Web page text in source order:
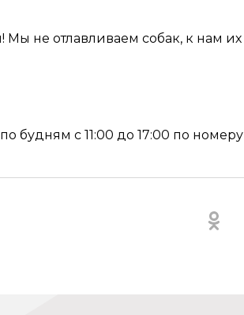
не отлавливаем собак, к нам их
будням с 11:00 до 17:00 по номеру